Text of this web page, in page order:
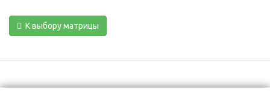
К выбору матрицы